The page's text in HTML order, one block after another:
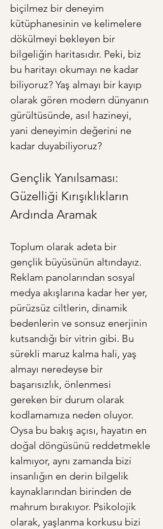
biçilmez bir deneyim
kütüphanesinin ve kelimelere
dökülmeyi bekleyen bir
bilgeliğin haritasıdır. Peki, biz
bu haritayı okumayı ne kadar
biliyoruz? Yaş almayı bir kayıp
olarak gören modern dünyanın
gürültüsünde, asıl hazineyi,
yani deneyimin değerini ne
kadar duyabiliyoruz?
Gençlik Yanılsaması:
Güzelliği Kırışıklıkların
Ardında Aramak
Toplum olarak adeta bir
gençlik büyüsünün altındayız.
Reklam panolarından sosyal
medya akışlarına kadar her yer,
pürüzsüz ciltlerin, dinamik
bedenlerin ve sonsuz enerjinin
kutsandığı bir vitrin gibi. Bu
sürekli maruz kalma hali, yaş
almayı neredeyse bir
başarısızlık, önlenmesi
gereken bir durum olarak
kodlamamıza neden oluyor.
Oysa bu bakış açısı, hayatın en
doğal döngüsünü reddetmekle
kalmıyor, aynı zamanda bizi
insanlığın en derin bilgelik
kaynaklarından birinden de
mahrum bırakıyor. Psikolojik
olarak, yaşlanma korkusu bizi